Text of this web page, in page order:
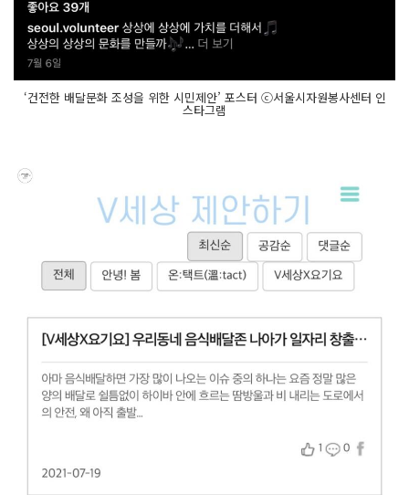
‘건전한 배달문화 조성을 위한 시민제안’ 포스터 ⓒ서울시자원봉사센터 인
스타그램